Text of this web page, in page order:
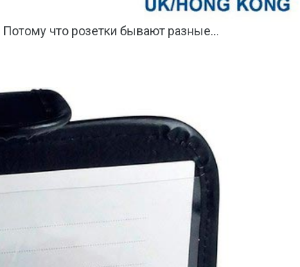
Потому что розетки бывают разные…